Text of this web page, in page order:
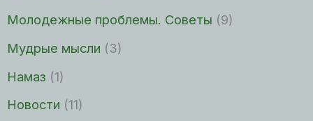
Молодежные проблемы. Советы (9)
Мудрые мысли (3)
Намаз (1)
Новости (11)